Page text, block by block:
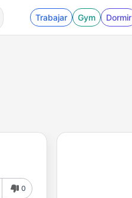
Trabajar Gym Dormir
0